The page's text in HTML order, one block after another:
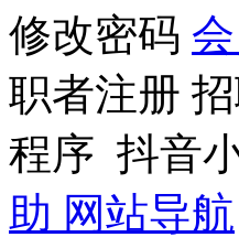
修改密码
职者注册
程序 抖音
助 网站导航